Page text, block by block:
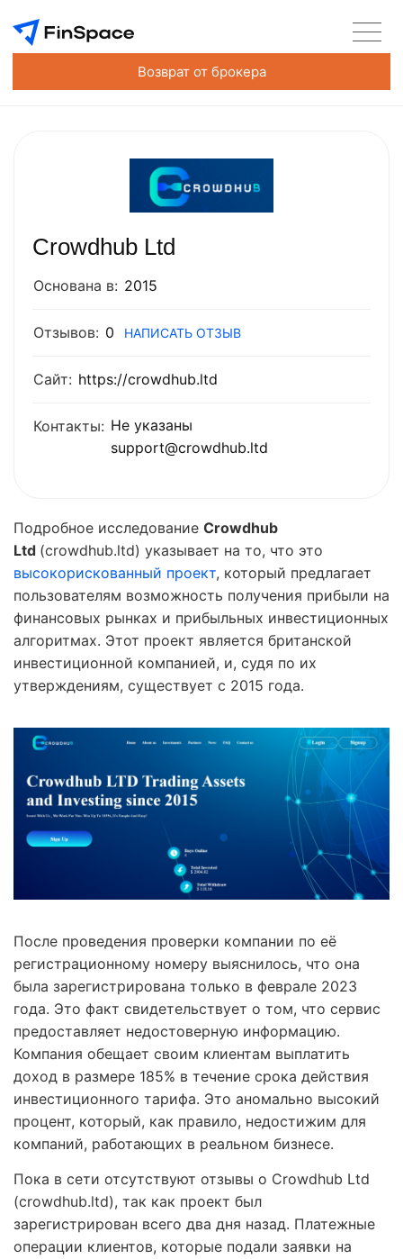
Возврат от брокера
Crowdhub Ltd
Основана в: 2015
Отзывов: 0 НАПИСАТЬ ОТЗЫВ
Сайт: https://crowdhub.ltd
Контакты: Не указаны
support@crowdhub.ltd
Подробное исследование Crowdhub
Ltd (crowdhub.ltd) указывает на то, что это
высокорискованный проект, который предлагает
пользователям возможность получения прибыли на
финансовых рынках и прибыльных инвестиционных
алгоритмах. Этот проект является британской
инвестиционной компанией, и, судя по их
утверждениям, существует с 2015 года.
После проведения проверки компании по её
регистрационному номеру выяснилось, что она
была зарегистрирована только в феврале 2023
года. Это факт свидетельствует о том, что сервис
предоставляет недостоверную информацию.
Компания обещает своим клиентам выплатить
доход в размере 185% в течение срока действия
инвестиционного тарифа. Это аномально высокий
процент, который, как правило, недостижим для
компаний, работающих в реальном бизнесе.
Пока в сети отсутствуют отзывы о Crowdhub Ltd
(crowdhub.ltd), так как проект был
зарегистрирован всего два дня назад. Платежные
операции клиентов, которые подали заявки на